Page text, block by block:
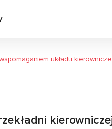
układu